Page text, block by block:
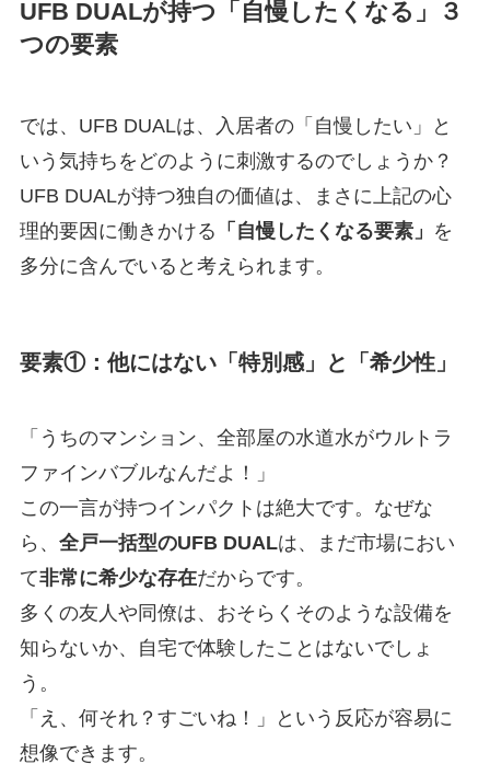
UFB DUALが持つ「自慢したくなる」３
つの要素
では、UFB DUALは、入居者の「自慢したい」と
いう気持ちをどのように刺激するのでしょうか？
UFB DUALが持つ独自の価値は、まさに上記の心
理的要因に働きかける 「自慢したくなる要素」 を
多分に含んでいると考えられます。
要素①：他にはない「特別感」 と 「希少性」
「うちのマンション、全部屋の水道水がウルトラ
ファインバブルなんだよ！」
この一言が持つインパクトは絶大です。なぜな
ら、 全戸一括型のUFB DUALは、まだ市場におい
て非常に希少な存在だからです。
多くの友人や同僚は、おそらくそのような設備を
知らないか、自宅で体験したことはないでしょ
う。
「え、何それ？すごいね！」という反応が容易に
想像できます。